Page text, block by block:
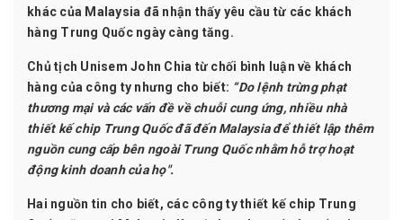
khác của Malaysia đã nhận thấy yêu cầu từ các khách
hàng Trung Quốc ngày càng tăng.
Chủ tịch Unisem John Chia từ chối bình luận về khách
hàng của công ty nhưng cho biết: “Do lệnh trừng phạt
thương mại và các vấn đề về chuỗi cung ứng, nhiều nhà
thiết kế chip Trung Quốc đã đến Malaysia để thiết lập thêm
nguồn cung cấp bên ngoài Trung Quốc nhằm hỗ trợ hoạt
động kinh doanh của họ".
Hai nguồn tin cho biết, các công ty thiết kế chip Trung